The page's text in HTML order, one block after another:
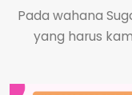
Pada wahana
yang harus